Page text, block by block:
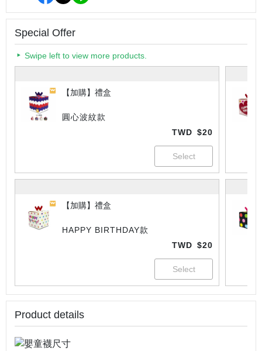
Special Offer
Swipe left to view more products.
【加購】禮盒
圓心波紋款
TWD $20
【加購】禮盒
HAPPY BIRTHDAY款
TWD $20
Product details